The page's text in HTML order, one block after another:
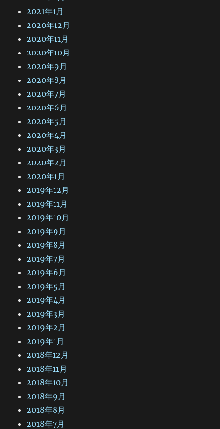
2021年1月
2020年12月
2020年11月
2020年10月
2020年9月
2020年8月
2020年7月
2020年6月
2020年5月
2020年4月
2020年3月
2020年2月
2020年1月
2019年12月
2019年11月
2019年10月
2019年9月
2019年8月
2019年7月
2019年6月
2019年5月
2019年4月
2019年3月
2019年2月
2019年1月
2018年12月
2018年11月
2018年10月
2018年9月
2018年8月
2018年7月